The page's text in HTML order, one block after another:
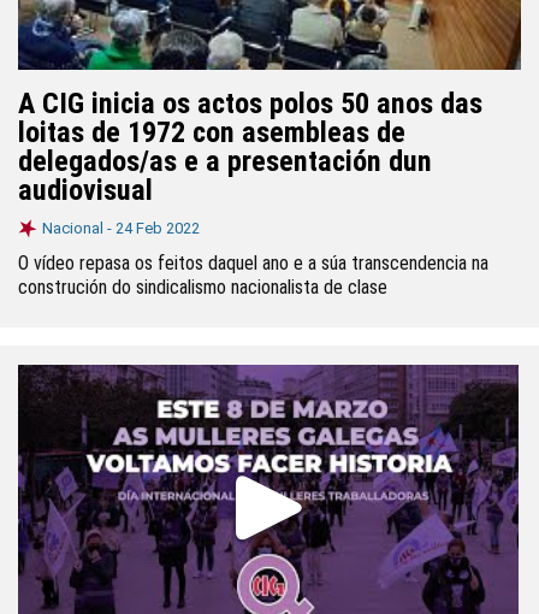
A CIG inicia os actos polos 50 anos das
loitas de 1972 con asembleas de
delegados/as e a presentación dun
audiovisual
Nacional - 24 Feb 2022
O vídeo repasa os feitos daquel ano e a súa transcendencia na
construción do sindicalismo nacionalista de clase